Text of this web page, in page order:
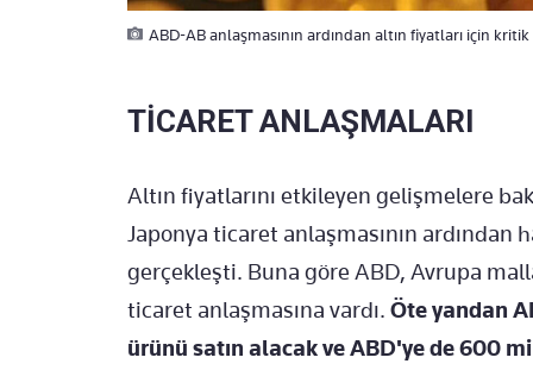
ABD-AB anlaşmasının ardından altın fiyatları için kritik
TİCARET ANLAŞMALARI
Altın fiyatlarını etkileyen gelişmelere
Japonya ticaret anlaşmasının ardından
gerçekleşti. Buna göre ABD, Avrupa
ticaret anlaşmasına vardı. Öte yandan
ürünü satın alacak ve ABD'ye de 600